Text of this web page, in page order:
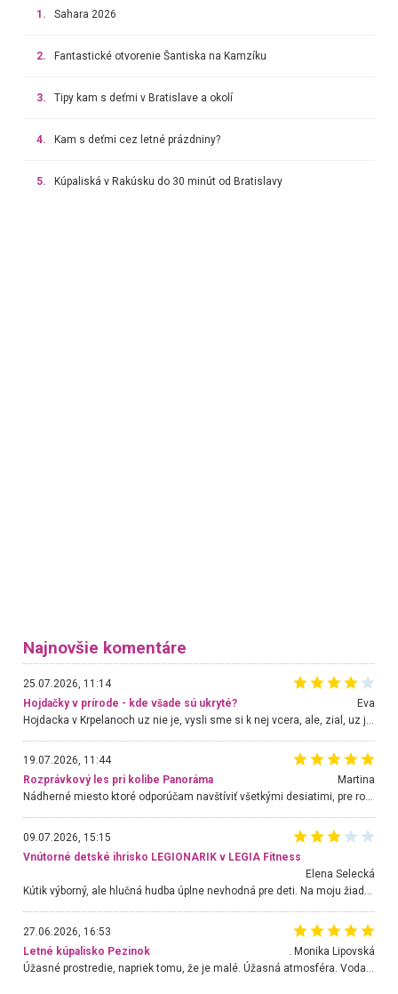
1. Sahara 2026
2. Fantastické otvorenie Šantiska na Kamzíku
3. Tipy kam s deťmi v Bratislave a okolí
4. Kam s deťmi cez letné prázdniny?
5. Kúpaliská v Rakúsku do 30 minút od Bratislavy
Najnovšie komentáre
25.07.2026, 11:14
Hojdačky v prírode - kde všade sú ukryté?
Eva
19.07.2026, 11:44
Rozprávkový les pri kolibe Panoráma
Martina
Nádherné miesto ktoré odporúčam navštíviť všetkými desiatimi, pre rodiny s deťmi, dôchodcom... Proste a jednoducho ozaj rozprávkový les.. určite ešte prídeme. Odniesli sme si na pamiatku krásne tričká,
09.07.2026, 15:15
Vnútorné detské ihrisko LEGIONARIK v LEGIA Fitness
Elena Selecká
Kútik výborný, ale hlučná hudba úplne nevhodná pre deti. Na moju žiadosť o aspoň sušenie nereagovali.
27.06.2026, 16:53
Letné kúpalisko Pezinok
. Monika Lipovská